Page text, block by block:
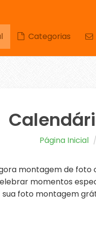
Categorias
Página Inicial
montagem de foto
momentos
sua foto montagem